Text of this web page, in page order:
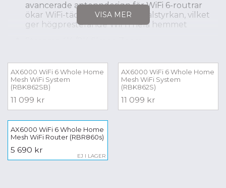
avancerade antenndesign för WiFi 6-routrar
ökar WiFi-täckningen och signalstyrkan, vilket
ger högpresterande WiFi i hela hemmet
upp till 100 enheter som är säkert anslutna
NETGEAR® Armor™-programvara ger en
automatisk säkerhetssköld för dina WiFi- och
anslutna enheter (dator, telefon, kamera, TV,
Echo, osv.) för realtidsskydd mot hackare och
ökad sekretess med VPN. 1 års prenumeration
ingår
Utöka WiFi-täckningen med en
knapptryckning genom att lägga till en Orbi
VISA MER
AX6000 WiFi 6 Whole Home
Mesh WiFi System
(RBK862SB)
11 099 kr
AX6000 WiFi 6 Whole Home
Mesh WiFi System
(RBK862S)
11 099 kr
AX6000 WiFi 6 Whole Home
Mesh WiFi Router (RBR860s)
5 690 kr
EJ I LAGER